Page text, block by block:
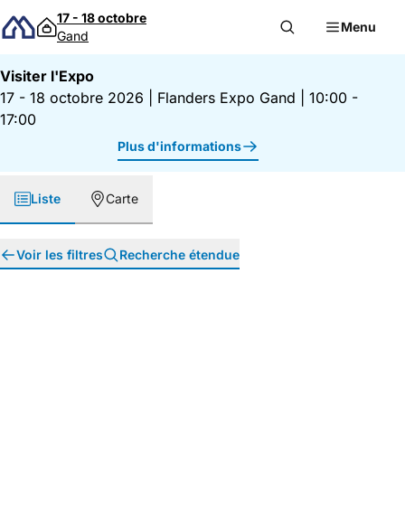
Passer au contenu
17 - 18 octobre
Gand
Menu
Visiter l'Expo
17 - 18 octobre 2026
Flanders Expo Gand
10:00 -
17:00
Plus d'informations
Liste Carte
Voir les filtres Recherche étendue